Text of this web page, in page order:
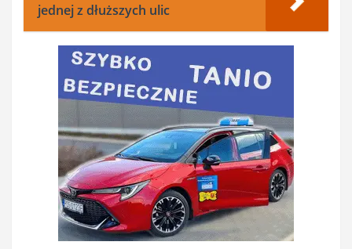
jednej z dłuższych ulic